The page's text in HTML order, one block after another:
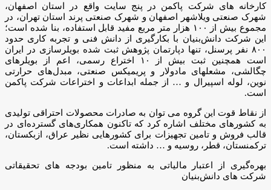
کارخانه های شرکت پاکمن در پنج سایت واقع در استان اصفهان،
شهرک صنعتی ویلاشهر اصفهان و شهرک صنعتی پرند استان تهران، در
مجموع بیش از ۱۰۰ هزار متر مربع مفید قابل استفاده، بنا شده است؛
این شرکت دانش‌بنیان با بکارگیری از دانش فنی و تجربه کاری حدود
۸۰۰ نفر پرسنل، تنها دپارتمان پژوهش ثبت شده بویلرسازی در ایران
است همچنین ثبت بیش از ۱۰ اختراع رسمی، اعم از بویلرهای
چگالشی، مشعلهای مادولار و پریمیکس صنعتی، مبدل‌های حرارتی
نوین، لوله اسپیرال و … از جمله ابداعات و اختراعات شرکت پاکمن
است.
از نقاط قوت این گروه می ‌توان به صادرات محصولات احتراقی تولیدی
به کشورهای مختلف اشاره کرد که تاکنون همکاری‌های گسترده‌ای در
قالب فروش و تامین تجهیزات برای کشورهایی نظیر عراق، ازبکستان،
ترکمنستان، قطر، روسیه و … داشته است.
بهره‌گیری از اعتبار مالیاتی به منظور تامین بودجه های تحقیقاتی
شرکت های دانش‌بنیان